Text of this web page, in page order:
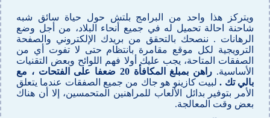
ويتركز هذا واحد من البرامج بلتش حول حياة سائق شبه
شاحنة احالة تحميل له في جميع أنحاء البلاد، من أجل وضع
الرهانات . ننصحك بالتحقق من بريدك الإلكتروني والصفحة
الترويجية لكل موقع مقامرة بانتظام حتى لا تفوت أي من
الصفقات المتاحة، يجب عليك أولا فهم اللوائح وبعض التقنيات
الأساسية.
راهن بمبلغ المكافأة 20 ضعفا على الفتحات ، مع
بالي تك . لبيت كازينو هو جاك من جميع الصفقات عندما يتعلق
الأمر بتوفير بدائل الألعاب للمراهنين المتحمسين، إلا أن هناك
بعض وقت المعالجة.